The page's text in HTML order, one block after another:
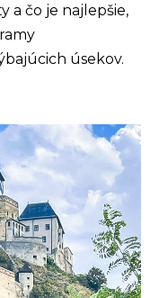
a čo je najlepšie,
úsekov.